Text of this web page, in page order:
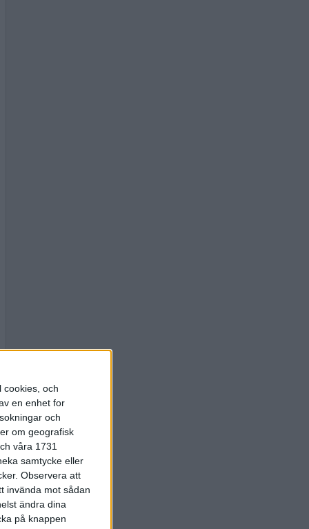
cookies, och
en enhet for
och
om geografisk
våra 1731
samtycke eller
Observera att
invända mot sådan
ändra dina
på knappen